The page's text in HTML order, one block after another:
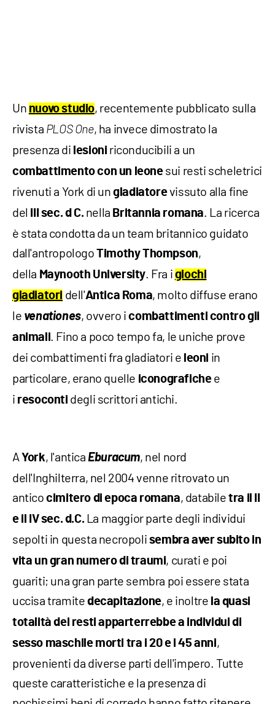
Un nuovo studio, recentemente pubblicato sulla
rivista PLOS One, ha invece dimostrato la
presenza di lesioni riconducibili a un
combattimento con un leonesui resti scheletrici
rivenuti a York di un gladiatorevissuto alla fine
del III sec. d C.nella Britannia romana. La ricerca
è stata condotta da un team britannico guidato
dall'antropologoTimothy Thompson,
della Maynooth University. Fra i giochi
gladiatori dell'Antica Roma, molto diffuse erano
le venationes, ovvero icombattimenti contro gli
animali. Fino a poco tempo fa, le uniche prove
dei combattimenti fra gladiatori e leoni in
particolare, erano quelle iconografichee
i resoconti degli scrittori antichi.
AYork, l'antica Eburacum, nel nord
dell'Inghilterra, nel 2004 venne ritrovato un
anticocimitero di epoca romana, databiletra il II
e il IV sec. d.C.La maggior parte degli individui
sepolti in questa necropoli sembra aver subito in
vita un gran numero di traumi, curati e poi
guariti; una gran parte sembra poi essere stata
uccisa tramite decapitazione, e inoltre la quasi
totalità dei resti apparterrebbe a individui di
sesso maschile morti tra i 20 e i 45 anni,
provenienti da diverse parti dell'impero. Tutte
queste caratteristiche e la presenza di